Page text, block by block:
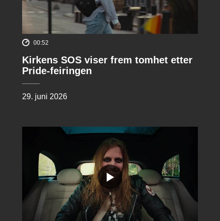
00:52
Kirkens SOS viser frem tomhet etter
Pride-feiringen
29. juni 2026